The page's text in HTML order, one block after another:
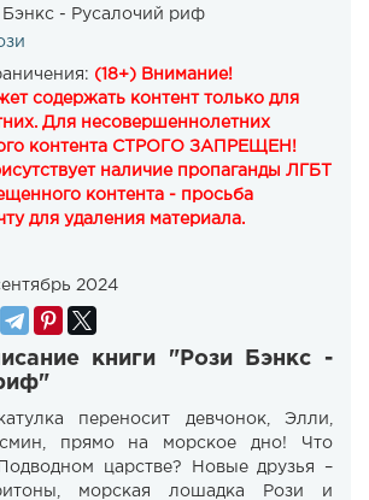
Бэнкс - Русалочий риф
(18+) Внимание!
содержать контент только для
Для несовершеннолетних
контента СТРОГО ЗАПРЕЩЕН!
наличие пропаганды ЛГБТ
контента - просьба
для удаления материала.
2024
книги "Рози Бэнкс -
переносит девчонок, Элли,
прямо на морское дно! Что
царстве? Новые друзья –
морская лошадка Рози и